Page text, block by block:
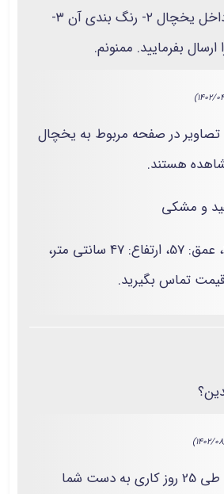
۱- تصویر بیرونی و داخل یخچال ۲- رنگ بندی آن ۳-
تصاویر در صفحه مربوط به یخچال
هستند.
و مشکی
ابعاد : طول: 60، عمق: 57، ارتفاع: 47 سانتی متر،
تماس بگیرید.
با سلام و درود. طی 25 روز کاری به دست شما